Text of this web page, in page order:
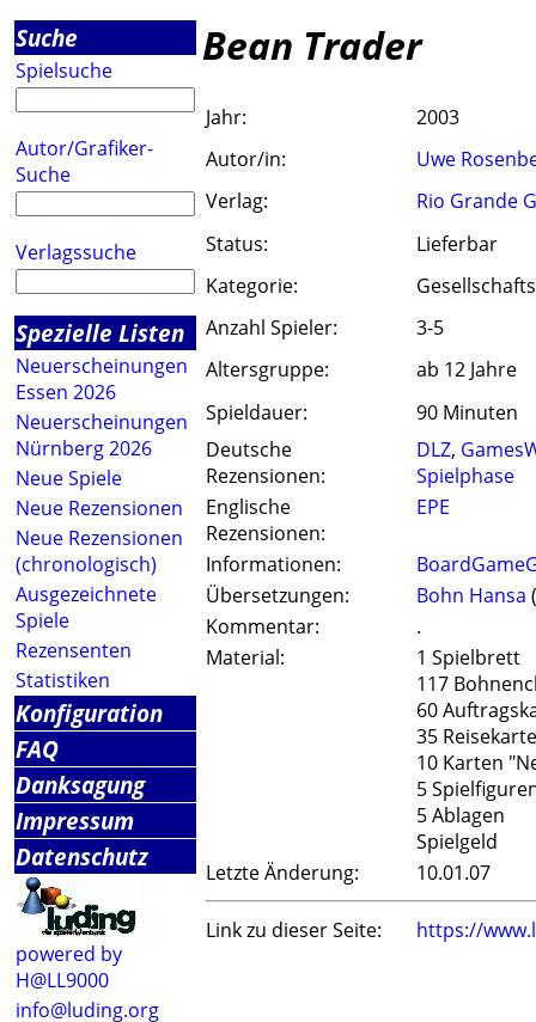
Suche
Spielsuche
Autor/Grafiker-
Suche
Verlagssuche
Spezielle Listen
Neuerscheinungen
Essen 2026
Neuerscheinungen
Nürnberg 2026
Neue Spiele
Neue Rezensionen
Neue Rezensionen
(chronologisch)
Ausgezeichnete
Spiele
Rezensenten
Statistiken
Konfiguration
FAQ
Danksagung
Impressum
Datenschutz
powered by
H@LL9000
info@luding.org
Bean Trader
Jahr:
2003
Autor/in:
Uwe
Verlag:
Rio Grande
Status:
Lieferbar
Kategorie:
Anzahl Spieler:
3-5
Altersgruppe:
ab 12 Jahre
Spieldauer:
90 Minuten
Deutsche
Rezensionen:
DLZ,
Spielphase
Englische
Rezensionen:
EPE
Informationen:
Übersetzungen:
Bohn Hansa
Kommentar:
.
Material:
1 Spielbrett
117
60
35
10 Karten
5
5 Ablagen
Spielgeld
Letzte Änderung:
10.01.07
Link zu dieser Seite: https://